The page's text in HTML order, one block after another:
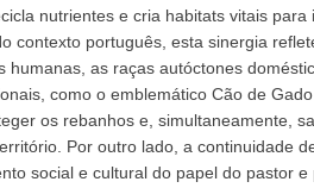
nutrientes e cria habitats vitais
contexto português, esta sinergia
humanas, as raças autóctones
como o emblemático Cão de
os rebanhos e, simultaneamente,
Por outro lado, a continuidade
social e cultural do papel do pastor